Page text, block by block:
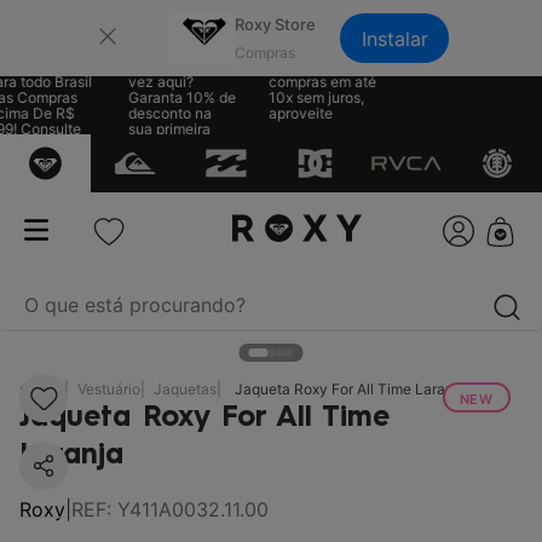
Roxy Store
Instalar
todo Brasil
Compras
De R$
Consulte
vez aqui?
Garanta 10% de
desconto na
sua primeira
Parcele suas
compras em até
10x sem juros,
aproveite
NEW
RX Vestuário Jaquetas Jaqueta Roxy For All Time Laranja
Jaqueta Roxy For All Time
Laranja
Roxy REF: Y411A0032.11.00
termos mais buscados
1º
biquíni
2º
mochila
3º
moletom